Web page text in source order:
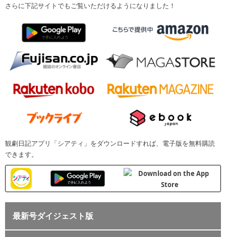
さらに下記サイトでもご覧いただけるようになりました！
観劇日記アプリ「シアティ」をダウンロードすれば、電子版を無料購読
できます。
最新号ダイジェスト版